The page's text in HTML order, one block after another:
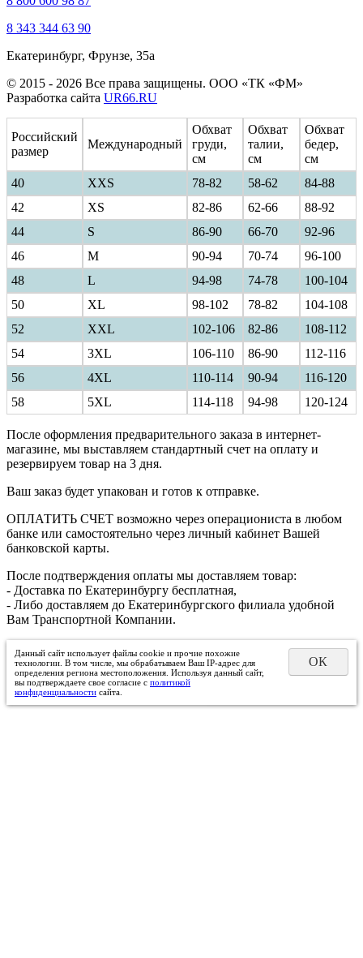
8 343 344 63 90
Екатеринбург, Фрунзе, 35а
© 2015 - 2026 Все права защищены. ООО «ТК «ФМ»
Разработка сайта UR66.RU
Российский
размер
Международный
Обхват
груди,
см
Обхват
талии,
см
Обхват
бедер,
см
40
ХXS 78-82 58-62
84-88
42
XS 82-86 62-66
88-92
44
S 86-90 66-70
92-96
46
M 90-94 70-74
96-100
48
L 94-98 74-78
100-104
50
XL 98-102 78-82
104-108
52
XXL 102-106 82-86
108-112
54
3XL 106-110 86-90
112-116
56
4XL 110-114 90-94
116-120
58
5XL 114-118 94-98 120-124
После оформления предварительного заказа в интернет-
магазине, мы выставляем стандартный счет на оплату и
резервируем товар на 3 дня.
Ваш заказ будет упакован и готов к отправке.
ОПЛАТИТЬ СЧЕТ возможно через операциониста в любом
банке или самостоятельно через личный кабинет Вашей
банковской карты.
После подтверждения оплаты мы доставляем товар:
- Доставка по Екатеринбургу бесплатная,
- Либо доставляем до Екатеринбургского филиала удобной
Вам Транспортной Компании.
Данный сайт использует файлы cookie и прочие похожие
технологии. В том числе, мы обрабатываем Ваш IP-адрес для
определения региона местоположения. Используя данный сайт,
вы подтверждаете свое согласие с политикой
конфиденциальности сайта.
ОК